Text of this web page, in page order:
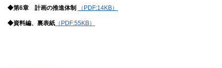
◆第6章 計画の推進体制 （PDF:14KB）
◆資料編、裏表紙 （PDF:55KB）